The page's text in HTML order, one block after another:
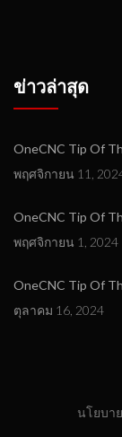
ข่าวล่าสุด
OneCNC Tip Of
พฤศจิกายน 11,
OneCNC Tip Of
พฤศจิกายน 1, 2024
OneCNC Tip Of
ตุลาคม 16, 2024
นโยบา